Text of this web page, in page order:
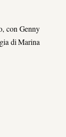
con Genny
di Marina